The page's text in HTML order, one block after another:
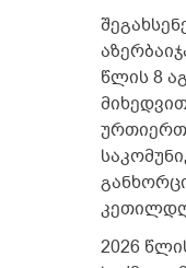
წლის 8
2026